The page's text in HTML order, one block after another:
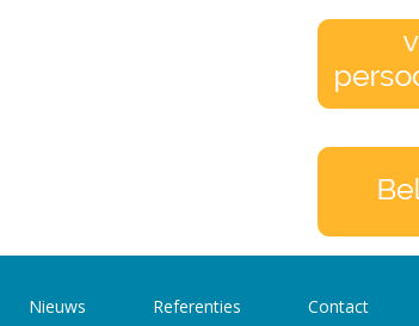
Nieuws Referenties Contact